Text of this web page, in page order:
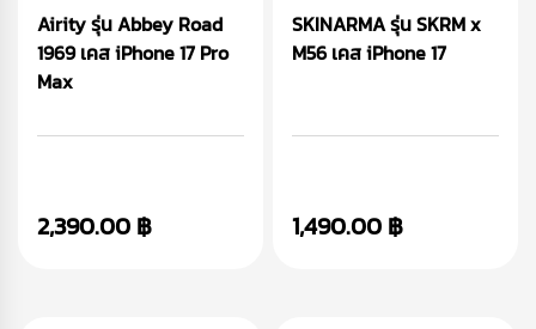
Airity รุ่น Abbey Road
1969 เคส iPhone 17 Pro
Max
2,390.00 ฿
SKINARMA รุ่น SKRM x
M56 เคส iPhone 17
1,490.00 ฿